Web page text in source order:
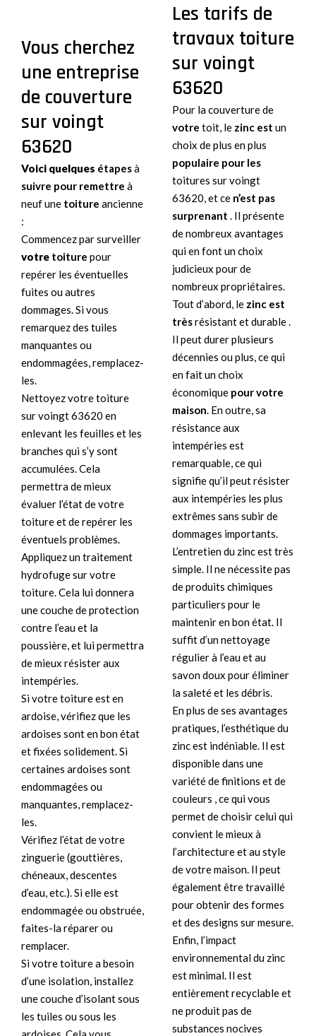
Vous cherchez
une entreprise
de couverture
sur voingt
63620
Voici quelques étapesà
suivre pour remettre à
neuf une toiture ancienne
:
Commencez par surveiller
votre toiture pour
repérer les éventuelles
fuites ou autres
dommages. Si vous
remarquez des tuiles
manquantes ou
endommagées, remplacez-
les.
Nettoyez votre toiture
sur voingt 63620 en
enlevant les feuilles et les
branches qui s’y sont
accumulées. Cela
permettra de mieux
évaluer l’état de votre
toiture et de repérer les
éventuels problèmes.
Appliquez un traitement
hydrofuge sur votre
toiture. Cela lui donnera
une couche de protection
contre l’eau et la
poussière, et lui permettra
de mieux résister aux
intempéries.
Si votre toiture est en
ardoise, vérifiez que les
ardoises sont en bon état
et fixées solidement. Si
certaines ardoises sont
endommagées ou
manquantes, remplacez-
les.
Vérifiez l’état de votre
zinguerie (gouttières,
chéneaux, descentes
d’eau, etc.). Si elle est
endommagée ou obstruée,
faites-la réparer ou
remplacer.
Si votre toiture a besoin
d’une isolation, installez
une couche d’isolant sous
les tuiles ou sous les
Les tarifs de
travaux toiture
sur voingt
63620
Pour la couverture de
votre toit, le zinc est un
choix de plus en plus
populaire pour les
toitures sur voingt
63620, et ce n’est pas
surprenant . Il présente
de nombreux avantages
qui en font un choix
judicieux pour de
nombreux propriétaires.
Tout d’abord, le zinc est
trèsrésistant et durable .
Il peut durer plusieurs
décennies ou plus, ce qui
en fait un choix
économique pour votre
maison. En outre, sa
résistance aux
intempéries est
remarquable, ce qui
signifie qu’il peut résister
aux intempéries les plus
extrêmes sans subir de
dommages importants.
L’entretien du zinc est très
simple. Il ne nécessite pas
de produits chimiques
particuliers pour le
maintenir en bon état. Il
suffit d’un nettoyage
régulier à l’eau et au
savon doux pour éliminer
la saleté et les débris.
En plus de ses avantages
pratiques, l’esthétique du
zinc est indéniable. Il est
disponible dans une
variété de finitions et de
couleurs , ce qui vous
permet de choisir celui qui
convient le mieux à
l’architecture et au style
de votre maison. Il peut
également être travaillé
pour obtenir des formes
et des designs sur mesure.
Enfin, l’impact
environnemental du zinc
est minimal. Il est
entièrement recyclable et
ne produit pas de
substances nocives